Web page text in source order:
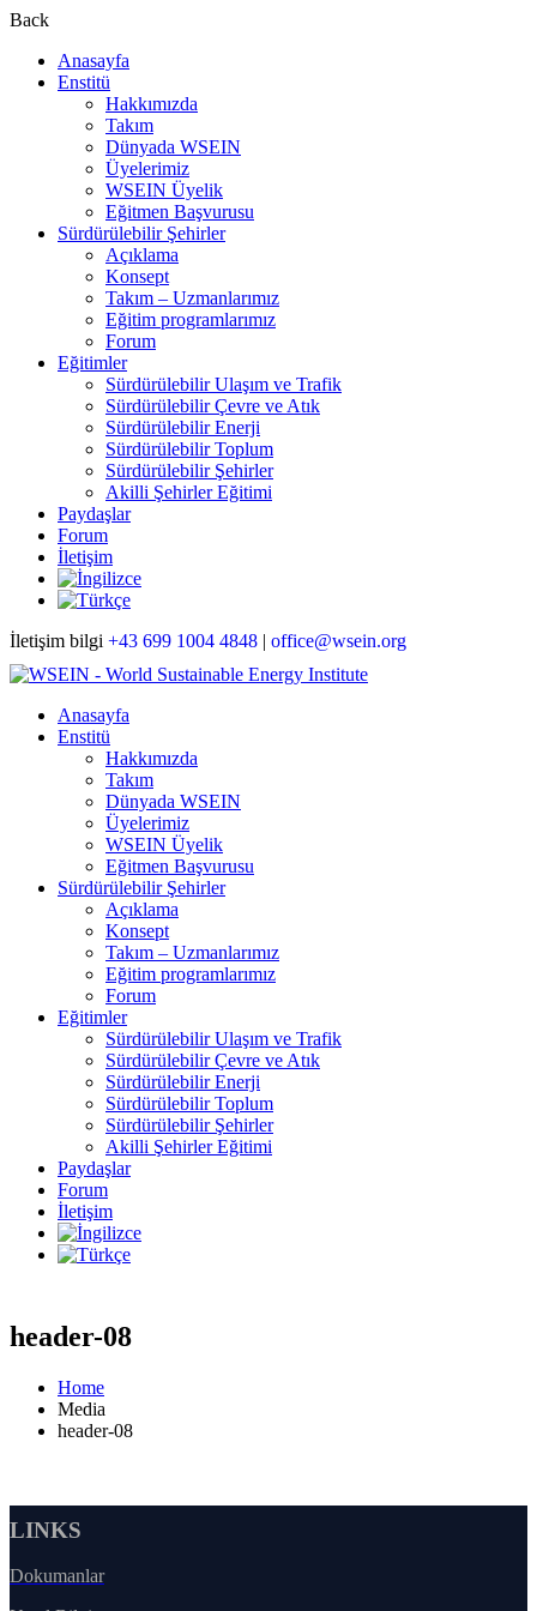
Back
Anasayfa
Enstitü
Hakkımızda
Takım
Dünyada WSEIN
Üyelerimiz
WSEIN Üyelik
Eğitmen Başvurusu
Sürdürülebilir Şehirler
Açıklama
Konsept
Takım – Uzmanlarımız
Eğitim programlarımız
Forum
Eğitimler
Sürdürülebilir Ulaşım ve Trafik
Sürdürülebilir Çevre ve Atık
Sürdürülebilir Enerji
Sürdürülebilir Toplum
Sürdürülebilir Şehirler
Akilli Şehirler Eğitimi
Paydaşlar
Forum
İletişim
İletişim bilgi +43 699 1004 4848 | office@wsein.org
Anasayfa
Enstitü
Hakkımızda
Takım
Dünyada WSEIN
Üyelerimiz
WSEIN Üyelik
Eğitmen Başvurusu
Sürdürülebilir Şehirler
Açıklama
Konsept
Takım – Uzmanlarımız
Eğitim programlarımız
Forum
Eğitimler
Sürdürülebilir Ulaşım ve Trafik
Sürdürülebilir Çevre ve Atık
Sürdürülebilir Enerji
Sürdürülebilir Toplum
Sürdürülebilir Şehirler
Akilli Şehirler Eğitimi
Paydaşlar
Forum
İletişim
header-08
Home
Media
header-08
LINKS
Dokumanlar